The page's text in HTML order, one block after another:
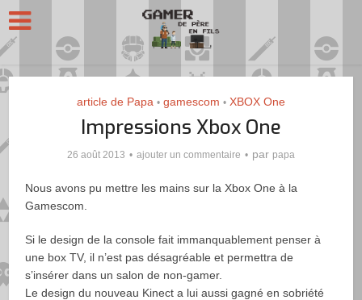
article de Papa • gamescom • XBOX One
Impressions Xbox One
26 août 2013 ajouter un commentaire par papa
Nous avons pu mettre les mains sur la Xbox One à la
Gamescom.
Si le design de la console fait immanquablement penser à
une box TV, il n’est pas désagréable et permettra de
s’insérer dans un salon de non-gamer.
Le design du nouveau Kinect a lui aussi gagné en sobriété